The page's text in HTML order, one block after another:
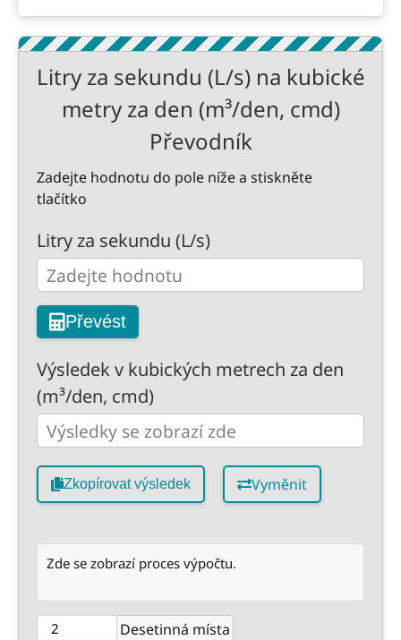
Litry za sekundu (L/s) na kubické
metry za den (m³/den, cmd)
Převodník
Zadejte hodnotu do pole níže a stiskněte
tlačítko
Litry za sekundu (L/s)
Převést
Výsledek v kubických metrech za den
(m³/den, cmd)
Zkopírovat výsledek Vyměnit
Zde se zobrazí proces výpočtu.
Desetinná místa